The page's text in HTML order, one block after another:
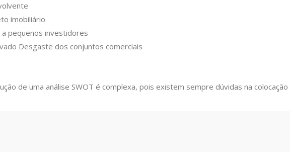
imobiliário
pequenos investidores
Desgaste dos conjuntos comerciais
de uma análise SWOT é complexa, pois existem sempre dúvidas na